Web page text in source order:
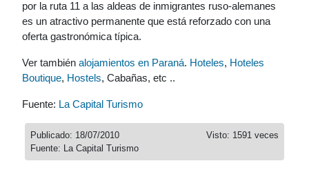
por la ruta 11 a las aldeas de inmigrantes ruso-alemanes
es un atractivo permanente que está reforzado con una
oferta gastronómica típica.
Ver también alojamientos en Paraná. Hoteles, Hoteles
Boutique, Hostels, Cabañas, etc ..
Fuente: La Capital Turismo
Visto: 1591 veces
Publicado: 18/07/2010
Fuente: La Capital Turismo